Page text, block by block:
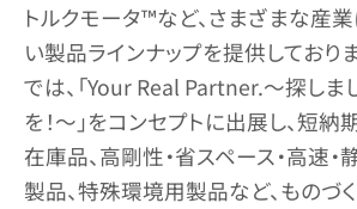
トルクモータ™など、さまざまな産
い製品ラインナップを提供しており
では、「Your Real Partner.～探しま
を！～」をコンセプトに出展し、短
在庫品、高剛性・省スペース・高速
製品、特殊環境用製品など、ものづ